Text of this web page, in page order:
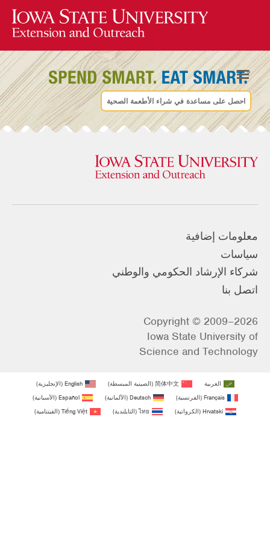
احصل على مساعدة في شراء الأطعمة الصحية
معلومات إضافية
سياسات
شركاء الإرشاد الحكومي والوطني
اتصل بنا
Copyright © 2009–2026
Iowa State University of
Science and Technology
العربية 简体中文
(الصينية المبسطة)
English
(الإنجليزية)
Français
(الفرنسية)
Deutsch
(الألمانية)
Español
(الأسبانية)
Hrvatski
(الكرواتية)
ไทย
(التايلندية)
Tiếng Việt
(الفيتنامية)